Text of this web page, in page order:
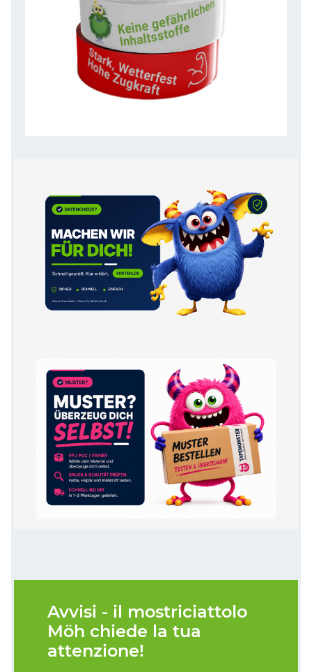
Avvisi - il mostriciattolo
Möh chiede la tua
attenzione!